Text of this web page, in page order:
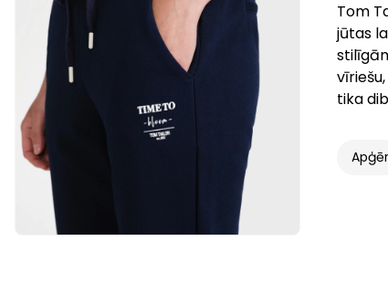
Tom
jūtas
tika